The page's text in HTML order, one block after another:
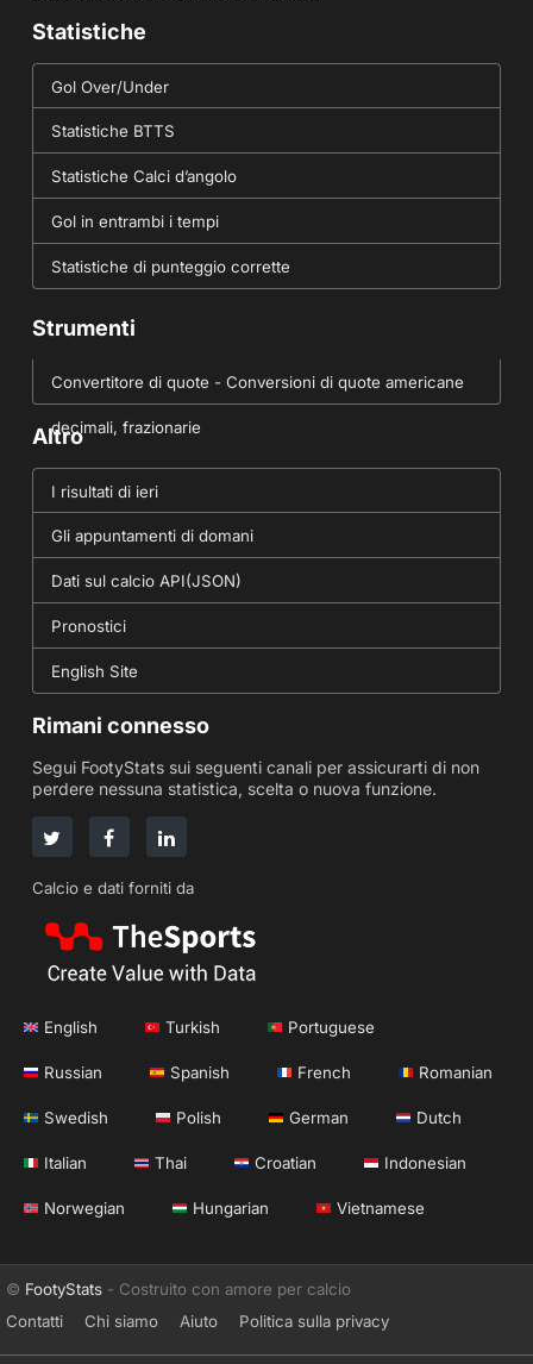
Statistiche
Gol Over/Under
Statistiche BTTS
Statistiche Calci d’angolo
Gol in entrambi i tempi
Statistiche di punteggio corrette
Strumenti
Convertitore di quote - Conversioni di quote americane
decimali, frazionarie
Altro
I risultati di ieri
Gli appuntamenti di domani
Dati sul calcio API(JSON)
Pronostici
English Site
Rimani connesso
Segui FootyStats sui seguenti canali per assicurarti di non
perdere nessuna statistica, scelta o nuova funzione.
Calcio e dati forniti da
English Turkish Portuguese
Russian Spanish French Romanian
Swedish Polish German Dutch
Italian Thai Croatian Indonesian
Norwegian Hungarian Vietnamese
© FootyStats - Costruito con amore per calcio
Contatti
Chi siamo Aiuto Politica sulla privacy